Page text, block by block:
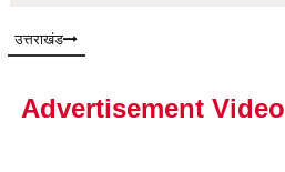
उत्तराखंड
Advertisement Video